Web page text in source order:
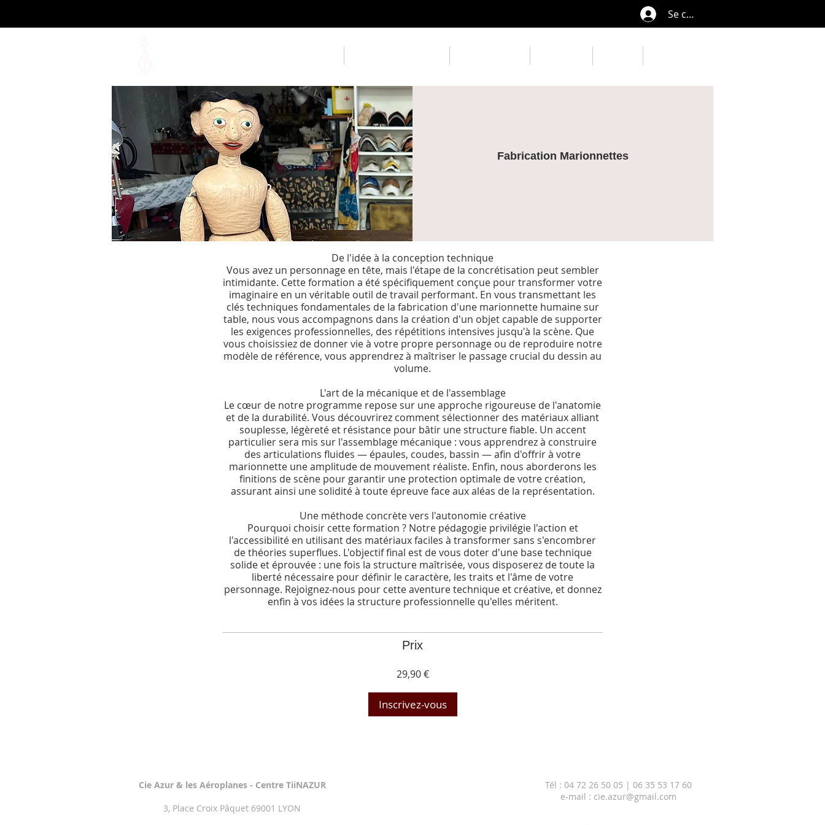
Se connecter
Fabrication Marionnettes
De l'idée à la conception technique
Vous avez un personnage en tête, mais l'étape de la concrétisation peut sembler
intimidante. Cette formation a été spécifiquement conçue pour transformer votre
imaginaire en un véritable outil de travail performant. En vous transmettant les
clés techniques fondamentales de la fabrication d'une marionnette humaine sur
table, nous vous accompagnons dans la création d'un objet capable de supporter
les exigences professionnelles, des répétitions intensives jusqu'à la scène. Que
vous choisissiez de donner vie à votre propre personnage ou de reproduire notre
modèle de référence, vous apprendrez à maîtriser le passage crucial du dessin au
volume.
L'art de la mécanique et de l'assemblage
Le cœur de notre programme repose sur une approche rigoureuse de l'anatomie
et de la durabilité. Vous découvrirez comment sélectionner des matériaux alliant
souplesse, légèreté et résistance pour bâtir une structure fiable. Un accent
particulier sera mis sur l'assemblage mécanique : vous apprendrez à construire
des articulations fluides — épaules, coudes, bassin — afin d'offrir à votre
marionnette une amplitude de mouvement réaliste. Enfin, nous aborderons les
finitions de scène pour garantir une protection optimale de votre création,
assurant ainsi une solidité à toute épreuve face aux aléas de la représentation.
Une méthode concrète vers l'autonomie créative
Pourquoi choisir cette formation ? Notre pédagogie privilégie l'action et
l'accessibilité en utilisant des matériaux faciles à transformer sans s'encombrer
de théories superflues. L'objectif final est de vous doter d'une base technique
solide et éprouvée : une fois la structure maîtrisée, vous disposerez de toute la
liberté nécessaire pour définir le caractère, les traits et l'âme de votre
personnage. Rejoignez-nous pour cette aventure technique et créative, et donnez
enfin à vos idées la structure professionnelle qu'elles méritent.
Prix
29,90 €
Inscrivez-vous
Cie Azur & les Aéroplanes - Centre TiiNAZUR
3, Place Croix Pâquet 69001 LYON
Tél : 04 72 26 50 05 | 06 35 53 17 60
e-mail : cie.azur@gmail.com